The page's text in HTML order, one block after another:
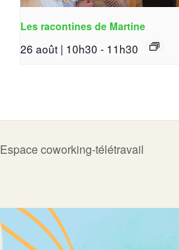
Les racontines de Martine
26 août | 10h30 - 11h30
Espace coworking-télétravail